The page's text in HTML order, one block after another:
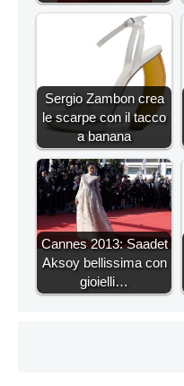
Sergio Zambon crea
le scarpe con il tacco
a banana
Cannes 2013: Saadet
Aksoy bellissima con
gioielli…